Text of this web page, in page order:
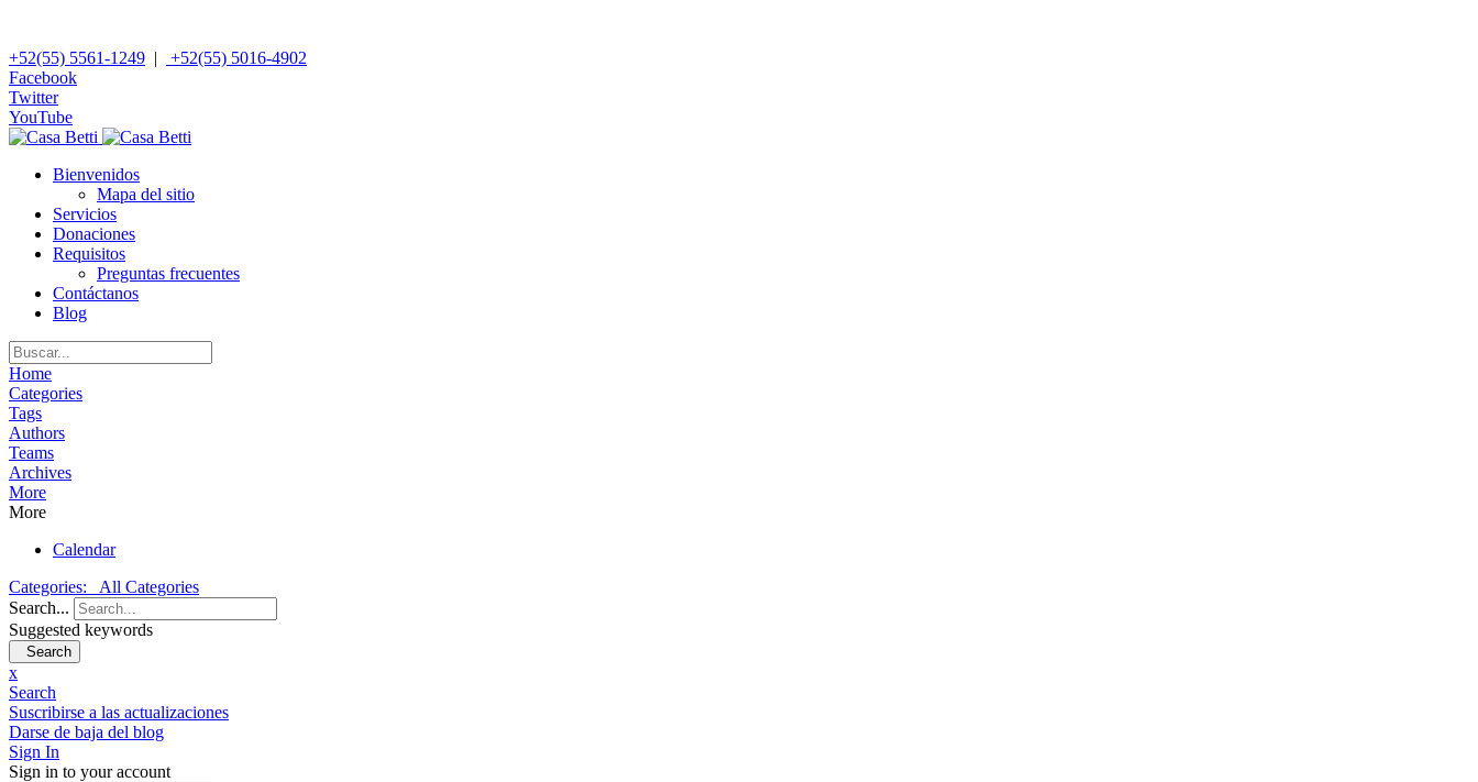
+52(55) 5561-1249 |
+52(55) 5016-4902
Facebook
Twitter
YouTube
Bienvenidos
Mapa del sitio
Servicios
Donaciones
Requisitos
Preguntas frecuentes
Contáctanos
Blog
Home
Categories
Tags
Authors
Teams
Archives
More
More
Calendar
Categories:
All Categories
Search...
Suggested keywords
Search
x
Search
Suscribirse a las actualizaciones
Darse de baja del blog
Sign In
Sign in to your account